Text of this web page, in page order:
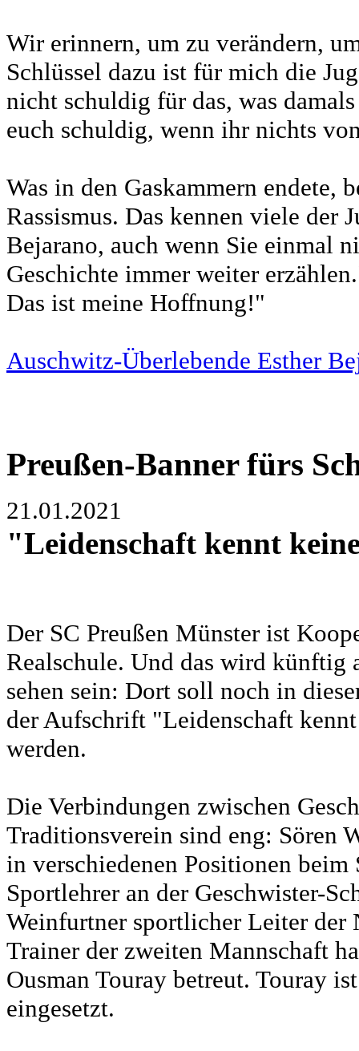
Wir erinnern, um zu verändern,
Schlüssel dazu ist für mich die
nicht schuldig für das, was
euch schuldig, wenn ihr nichts
Was in den Gaskammern endete,
Rassismus. Das kennen viele der
Bejarano, auch wenn Sie einmal
Geschichte immer weiter
Das ist meine Hoffnung!"
Auschwitz-Überlebende Esther
Preußen-Banner fürs
21.01.2021
"Leidenschaft kennt
Der SC Preußen Münster ist
Realschule. Und das wird künftig
sehen sein: Dort soll noch in
der Aufschrift "Leidenschaft
werden.
Die Verbindungen zwischen
Traditionsverein sind eng: Sören
in verschiedenen Positionen
Sportlehrer an der Geschwister-
Weinfurtner sportlicher Leiter der
Trainer der zweiten Mannschaft
Ousman Touray betreut. Touray
eingesetzt.